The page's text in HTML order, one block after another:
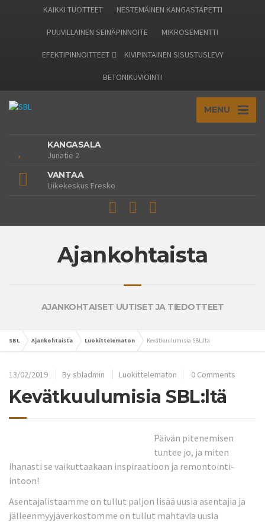
KAIKKI TUOTTEET NESTEMÄINEN KANGASTAPETTI
PUUVILLAINEN SEINÄPINNOITE MIKROSEMENTTI
EFEKTIPINNOITTEET KIVIPINTAINEN SISUSTUSLEVY
BETONIKUVIOINTI
MENU
KANGASALA
Junatie 2
VANTAA
Liikekeskus Fresko
Ajankohtaista
AJANKOHTAISET UUTISET JA TIEDOTTEET
SBL Ajankohtaista Luokittelematon Kevätkuulumisia SBL:ltä
13/02/2019 By sbladmin Luokittelematon 0 Comments
Kevätkuulumisia SBL:ltä
Päivän pitenemisen
tuntee jo, ja miten
ihanasti se vaikuttaakaan inspiraatioon ja remontointi-
intoon!
Asentajalistaamme on tullut paljon lisää uusia asentajia ja
jälleenmyyjäverkostomme on tullut mahtavia uusia